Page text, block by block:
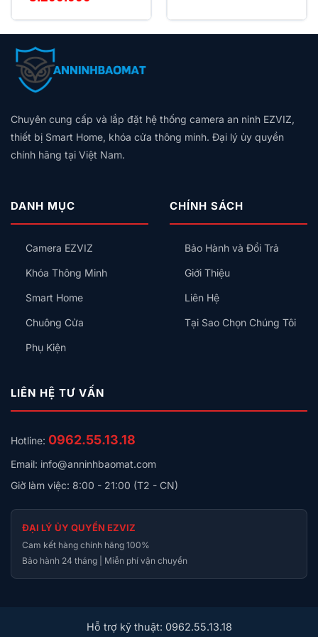
Giao diện điều khiển trên HomeKit (Apple Home):
gốc
3.600.000₫.
hiện
là:
3.200.000₫.
Chuyên cung cấp và lắp đặt hệ thống camera an ninh EZVIZ,
thiết bị Smart Home, khóa cửa thông minh. Đại lý ủy quyền
chính hãng tại Việt Nam.
DANH MỤC
Camera EZVIZ
Khóa Thông Minh
Smart Home
Chuông Cửa
Phụ Kiện
CHÍNH SÁCH
Bảo Hành và Đổi Trả
Giới Thiệu
Liên Hệ
Tại Sao Chọn Chúng Tôi
LIÊN HỆ TƯ VẤN
Hotline: 0962.55.13.18
Email: info@anninhbaomat.com
Giờ làm việc: 8:00 - 21:00 (T2 - CN)
ĐẠI LÝ ỦY QUYỀN EZVIZ
Cam kết hàng chính hãng 100%
Bảo hành 24 tháng | Miễn phí vận chuyển
Hỗ trợ kỹ thuật: 0962.55.13.18